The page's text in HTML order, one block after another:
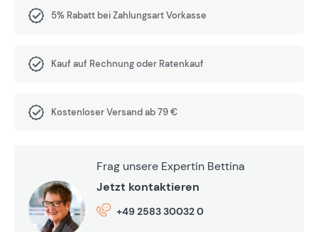
5% Rabatt bei Zahlungsart Vorkasse
Kauf auf Rechnung oder Ratenkauf
Kostenloser Versand ab 79 €
Frag unsere Expertin Bettina
Jetzt kontaktieren
+49 2583 30032 0